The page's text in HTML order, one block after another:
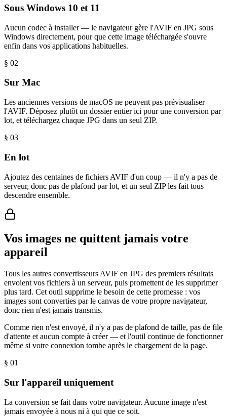
Sous Windows 10 et 11
Aucun codec à installer — le navigateur gère l'AVIF en JPG sous
Windows directement, pour que cette image téléchargée s'ouvre
enfin dans vos applications habituelles.
§ 02
Sur Mac
Les anciennes versions de macOS ne peuvent pas prévisualiser
l'AVIF. Déposez plutôt un dossier entier ici pour une conversion par
lot, et téléchargez chaque JPG dans un seul ZIP.
§ 03
En lot
Ajoutez des centaines de fichiers AVIF d'un coup — il n'y a pas de
serveur, donc pas de plafond par lot, et un seul ZIP les fait tous
descendre ensemble.
Vos images ne quittent jamais votre
appareil
Tous les autres convertisseurs AVIF en JPG des premiers résultats
envoient vos fichiers à un serveur, puis promettent de les supprimer
plus tard. Cet outil supprime le besoin de cette promesse : vos
images sont converties par le canvas de votre propre navigateur,
donc rien n'est jamais transmis.
Comme rien n'est envoyé, il n'y a pas de plafond de taille, pas de file
d'attente et aucun compte à créer — et l'outil continue de fonctionner
même si votre connexion tombe après le chargement de la page.
§ 01
Sur l'appareil uniquement
La conversion se fait dans votre navigateur. Aucune image n'est
jamais envoyée à nous ni à qui que ce soit.